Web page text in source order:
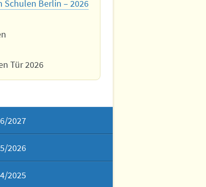
Schulen Berlin – 2026
Tür 2026
2027
2026
2025